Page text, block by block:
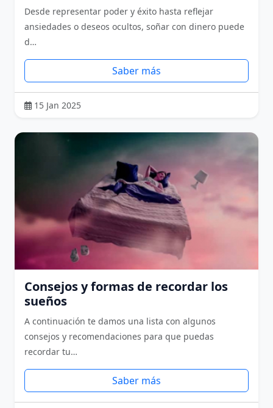
Desde representar poder y éxito hasta reflejar
ansiedades o deseos ocultos, soñar con dinero puede
d…
Saber más
15 Jan 2025
Consejos y formas de recordar los
sueños
A continuación te damos una lista con algunos
consejos y recomendaciones para que puedas
recordar tu…
Saber más